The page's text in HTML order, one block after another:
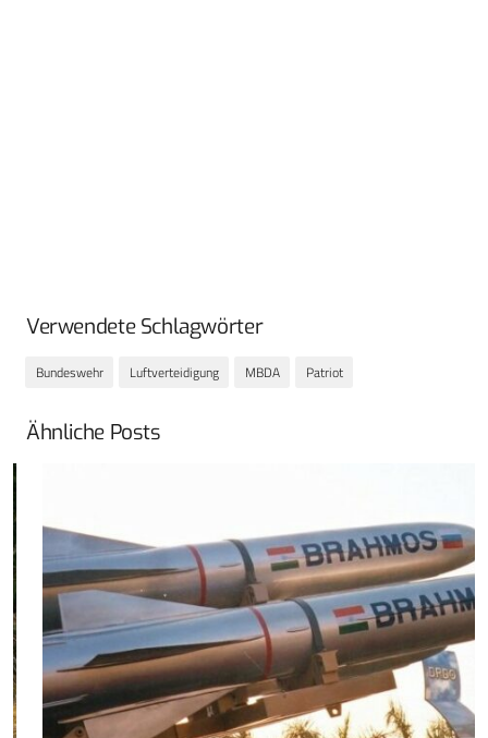
Verwendete Schlagwörter
Bundeswehr Luftverteidigung MBDA Patriot
Ähnliche Posts